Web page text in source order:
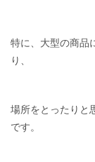
特に、大型の商品
り、
場所をとったりと
です。